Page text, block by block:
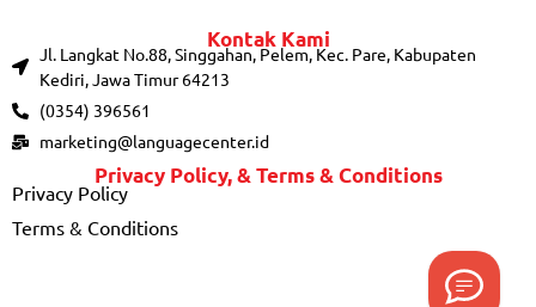
Kontak Kami
Jl. Langkat No.88, Singgahan, Pelem, Kec. Pare, Kabupaten
Kediri, Jawa Timur 64213
(0354) 396561
marketing@languagecenter.id
Privacy Policy, & Terms & Conditions
Privacy Policy
Terms & Conditions